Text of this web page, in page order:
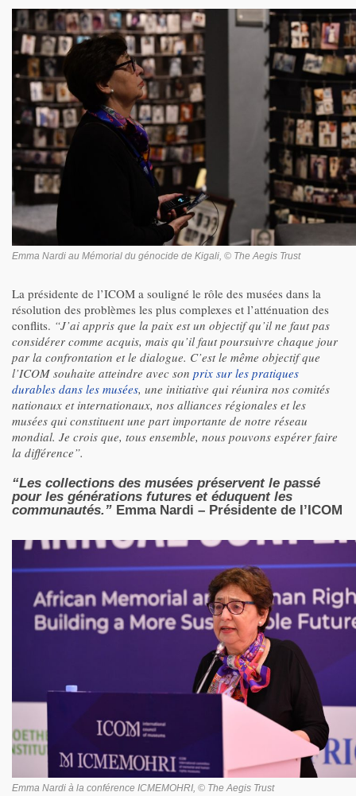
Emma Nardi au Mémorial du génocide de Kigali, © The Aegis Trust
La présidente de l’ICOM a souligné le rôle des musées dans la
résolution des problèmes les plus complexes et l’atténuation des
conflits. “J’ai appris que la paix est un objectif qu’il ne faut pas
considérer comme acquis, mais qu’il faut poursuivre chaque jour
par la confrontation et le dialogue. C’est le même objectif que
l’ICOM souhaite atteindre avec son prix sur les pratiques
durables dans les musées, une initiative qui réunira nos comités
nationaux et internationaux, nos alliances régionales et les
musées qui constituent une part importante de notre réseau
mondial. Je crois que, tous ensemble, nous pouvons espérer faire
la différence”.
“Les collections des musées préservent le passé
pour les générations futures et éduquent les
communautés.” Emma Nardi – Présidente de l’ICOM
Emma Nardi à la conférence ICMEMOHRI, © The Aegis Trust